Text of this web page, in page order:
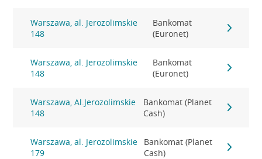
Warszawa, al. Jerozolimskie
148
Bankomat
(Euronet)
Warszawa, al. Jerozolimskie
148
Bankomat
(Euronet)
Warszawa, Al.Jerozolimskie
148
Bankomat (Planet
Cash)
Warszawa, al. Jerozolimskie
179
Bankomat (Planet
Cash)